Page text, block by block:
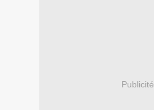
Publicité